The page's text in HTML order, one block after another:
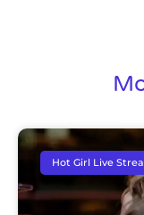
Hot Girl Live